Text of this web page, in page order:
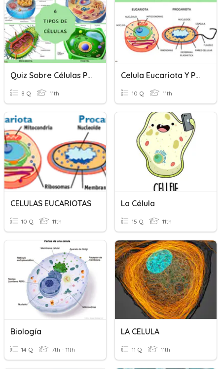
Quiz Sobre Células Procariotas Y Eucariotas
8 Q 11th
Celula Eucariota Y Procariota
10 Q 11th
CELULAS EUCARIOTAS
10 Q 11th
La Célula
15 Q 11th
Biología
14 Q 7th - 11th
LA CELULA
11 Q 11th